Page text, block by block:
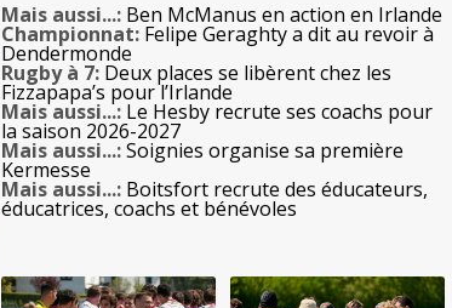
Mais aussi...: Ben McManus en action en Irlande
Championnat: Felipe Geraghty a dit au revoir à
Dendermonde
Rugby à 7: Deux places se libèrent chez les
Fizzapapa’s pour l’Irlande
Mais aussi...: Le Hesby recrute ses coachs pour
la saison 2026-2027
Mais aussi...:Soignies organise sa première
Kermesse
Mais aussi...: Boitsfort recrute des éducateurs,
éducatrices, coachs et bénévoles